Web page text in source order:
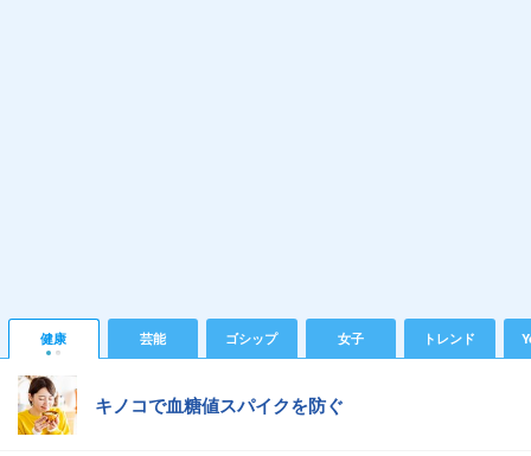
健康 芸能 ゴシップ 女子 トレンド
キノコで血糖値スパイクを防ぐ